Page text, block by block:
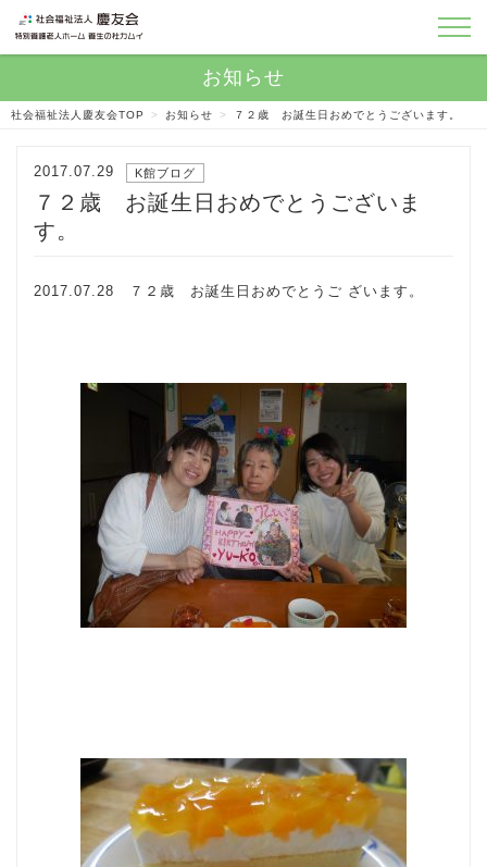
社会福祉法人慶友会TOP > お知らせ > ７２歳 お誕生日おめでとうございます。
2017.07.29 K館ブログ
７２歳 お誕生日おめでとうございま
す。
2017.07.28 ７２歳 お誕生日おめでとうご ざいます。